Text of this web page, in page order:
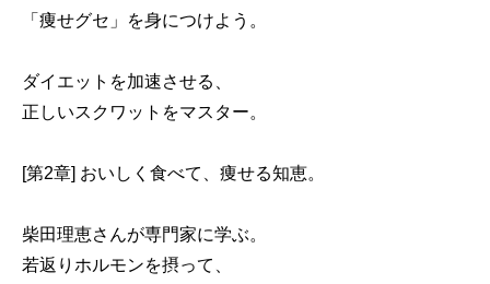
「痩せグセ」を身につけよう。
ダイエットを加速させる、
正しいスクワットをマスター。
[第2章] おいしく食べて、痩せる知恵。
柴田理恵さんが専門家に学ぶ。
若返りホルモンを摂って、